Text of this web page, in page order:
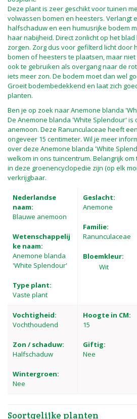
Deze plant is zeer geschikt voor tuinen
volwassen bomen en heesters. Verlangt
halfschaduw en een humusrijke bodem
haar nabijheid. Direct zonlicht op het
zorgen. Zorg dus voor gefilterd licht door
bomen of heesters te plaatsen, maar
ook te gebruiken als overgang naar de
iets meer zon. De bodem moet dan wel
Groeit bodembedekkend en laat zich
planten.
Ben je op zoek naar Anemone blanda
De Anemone blanda 'White Splendour' is
anemoon. Deze Ranunculaceae heeft
ongeveer 15 centimeter. Wil je meer
over deze Anemone blanda 'White
welkom in ons tuincentrum. Belangrijk
in deze groenencyclopedie zijn (op elk
verkrijgbaar.
Nederlandse
naam:
Blauwe anemoon
Wetenschappelij
ke naam:
Anemone blanda
'White Splendour'
Type plant:
Vaste plant
Geslacht:
Anemone
Familie:
Ranunculaceae
Bloemkleur:
Wit
Vochtigheid:
Vochthoudend
Zon / schaduw:
Halfschaduw
Wintergroen:
Nee
Hoogte in CM:
15
Giftig:
Nee
Soortgelijke planten